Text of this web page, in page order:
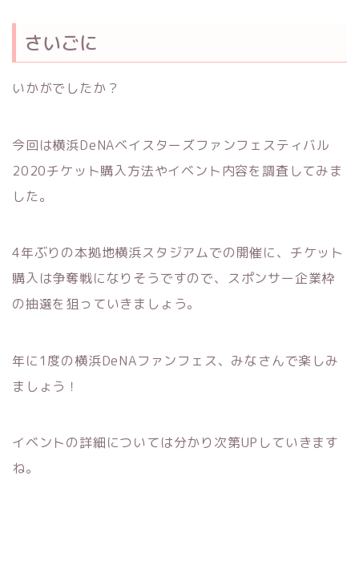
さいごに
いかがでしたか？
今回は横浜DeNAベイスターズファンフェスティバル
2020チケット購入方法やイベント内容を調査してみま
した。
4年ぶりの本拠地横浜スタジアムでの開催に、チケット
購入は争奪戦になりそうですので、スポンサー企業枠
の抽選を狙っていきましょう。
年に1度の横浜DeNAファンフェス、みなさんで楽しみ
ましょう！
イベントの詳細については分かり次第UPしていきます
ね。